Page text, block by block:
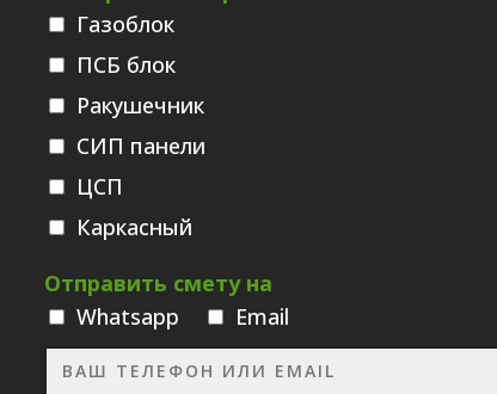
Газоблок
ПСБ блок
Ракушечник
СИП панели
ЦСП
Каркасный
Отправить смету на
Whatsаpp
Email